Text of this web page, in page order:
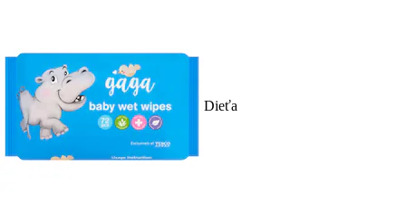
Dieťa